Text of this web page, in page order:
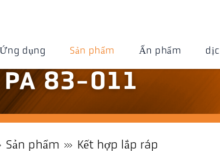
Ứng dụng Sản phẩm Ấn phẩm
83-011
Sản phẩm Kết hợp lắp ráp